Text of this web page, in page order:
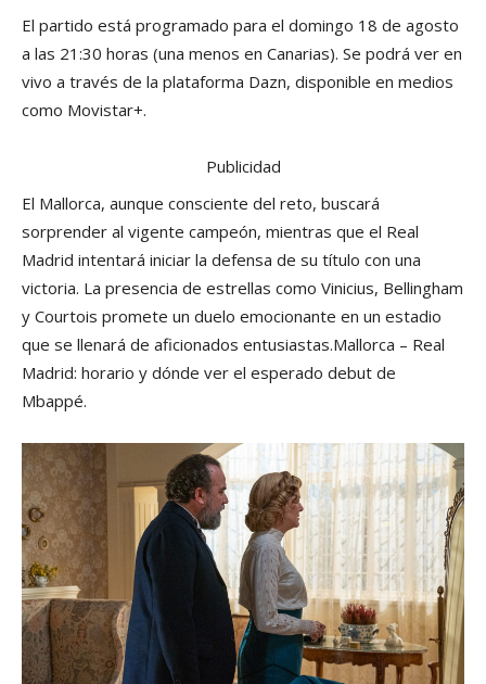
El partido está programado para el domingo 18 de agosto
a las 21:30 horas (una menos en Canarias). Se podrá ver en
vivo a través de la plataforma Dazn, disponible en medios
como Movistar+.
Publicidad
El Mallorca, aunque consciente del reto, buscará
sorprender al vigente campeón, mientras que el Real
Madrid intentará iniciar la defensa de su título con una
victoria. La presencia de estrellas como Vinicius, Bellingham
y Courtois promete un duelo emocionante en un estadio
que se llenará de aficionados entusiastas.Mallorca – Real
Madrid: horario y dónde ver el esperado debut de
Mbappé.